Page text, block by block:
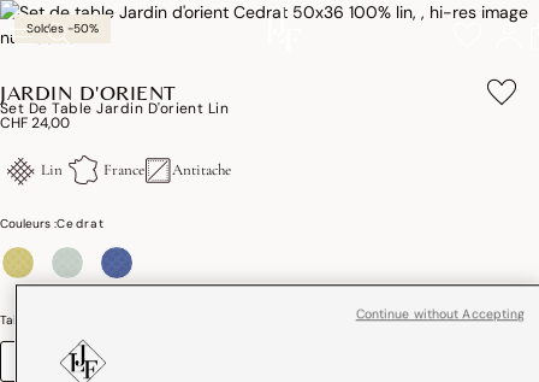
Soldes -50%
JARDIN D'ORIENT
Set De Table Jardin D'orient Lin
CHF 24,00
Lin France Antitache
Couleurs :Cedrat
sélectionné
Taille (cm) Guide des tailles
50 x 36
Continue without Accepting